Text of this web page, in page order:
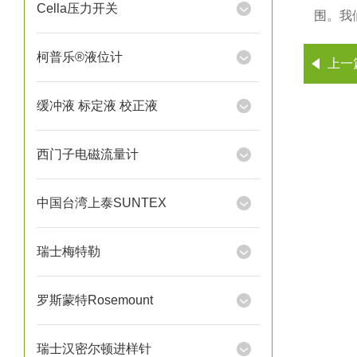
Cella压力开关
柯普乐®液位计
缓冲液 标定液 校正液
西门子电磁流量计
中国台湾上泰SUNTEX
瑞士梅特勒
罗斯蒙特Rosemount
瑞士汉密尔顿进样针
围。我
上